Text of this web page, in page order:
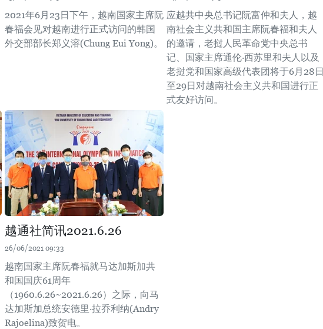
2021年6月23日下午，越南国家主席阮
春福会见对越南进行正式访问的韩国
外交部部长郑义溶(Chung Eui Yong)。
应越共中央总书记阮富仲和夫人，越
南社会主义共和国主席阮春福和夫人
的邀请，老挝人民革命党中央总书
记、国家主席通伦·西苏里和夫人以及
老挝党和国家高级代表团将于6月28日
至29日对越南社会主义共和国进行正
式友好访问。
越通社简讯2021.6.26
26/06/2021 09:33
越南国家主席阮春福就马达加斯加共
和国国庆61周年
（1960.6.26~2021.6.26）之际，向马
达加斯加总统安德里·拉乔利纳(Andry
Rajoelina)致贺电。